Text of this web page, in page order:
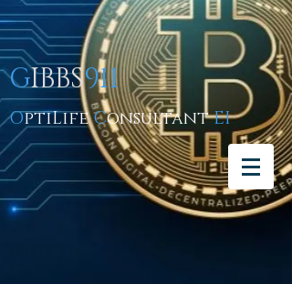
GIBBS911
OptiLifeConsultantEI